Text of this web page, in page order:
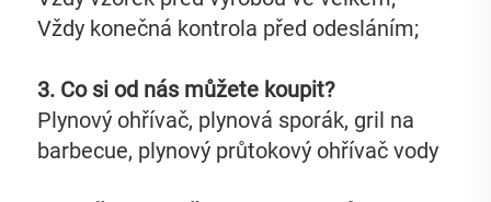
Vždy konečná kontrola před odesláním;
3. Co si od nás můžete koupit?
Plynový ohřívač, plynová sporák, gril na
barbecue, plynový průtokový ohřívač vody